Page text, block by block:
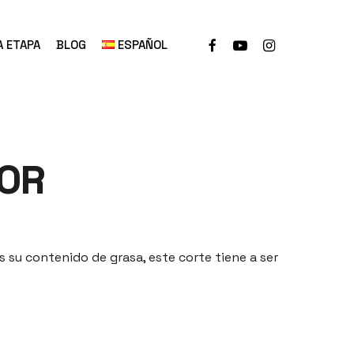
ETAPA BLOG ESPAÑOL
su contenido de grasa, este corte tiene a ser